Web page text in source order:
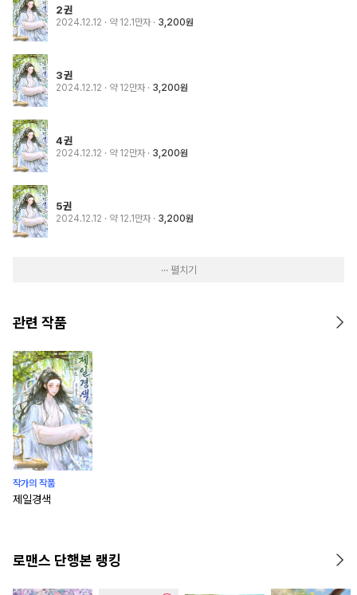
2권
2024.12.12 · 약 12.1만자 3,200원
3권
2024.12.12 · 약 12만자 3,200원
4권
2024.12.12 · 약 12만자 3,200원
5권
2024.12.12 · 약 12.1만자 3,200원
··· 펼치기
관련 작품
작가의 작품
제일경색
로맨스 단행본 랭킹